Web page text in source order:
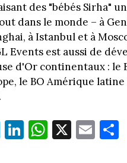
des "bébés Sirha"
dans le monde – à
à Istanbul et à
Events est aussi de
d'Or continentaux : le
le BO Amérique latine
Fa
ce
Li
nk
W
ha
X E
m
Pa
rt